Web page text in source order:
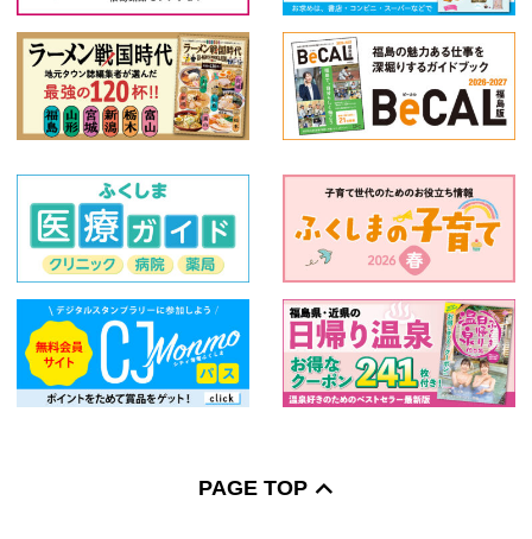
絞り込む
PAGE TOP